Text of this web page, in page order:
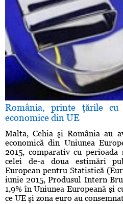
România, printe ţările
economice din UE
Malta, Cehia şi România au
economică din Uniunea
2015, comparativ cu
celei de-a doua estimări
European pentru Statistică
iunie 2015, Produsul Intern
1,9% în Uniunea Europeană şi
ce UE şi zona euro au